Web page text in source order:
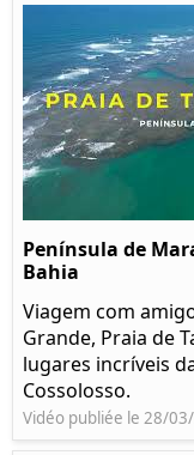
Península de
Bahia
Viagem com
Grande, Praia de
lugares incríveis
Cossolosso.
Vidéo publiée le 28/